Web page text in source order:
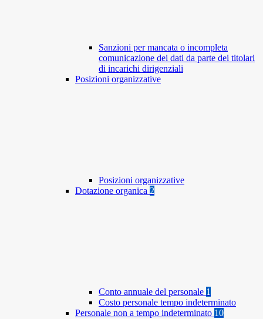
Sanzioni per mancata o incompleta
comunicazione dei dati da parte dei titolari
di incarichi dirigenziali
Posizioni organizzative
Posizioni organizzative
Dotazione organica 2
Conto annuale del personale 1
Costo personale tempo indeterminato
Personale non a tempo indeterminato 10